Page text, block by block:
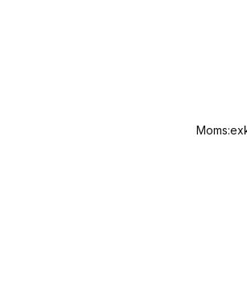
Moms: